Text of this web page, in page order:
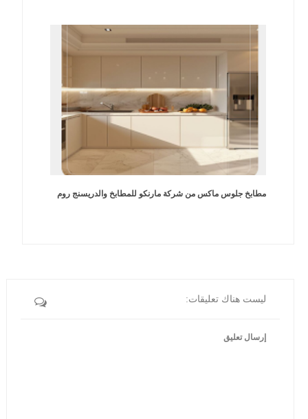
مطابخ جلوس ماكس من شركة مارنكو للمطابخ والدريسنج روم
ليست هناك تعليقات:
إرسال تعليق